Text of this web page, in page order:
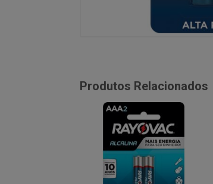
Produtos Relacionados